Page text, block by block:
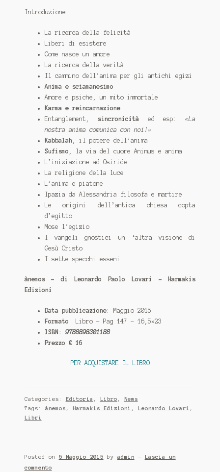
Introduzione
La ricerca della felicità
Liberi di esistere
Come nasce un amore
La ricerca della verità
Il cammino dell’anima per gli antichi egizi
Anima e sciamanesimo
Amore e psiche, un mito immortale
Karma e reincarnazione
Entanglement,
sincronicità ed esp:«La
nostra anima comunica con noi!»
Kabbalah , il potere dell’anima
Sufismo , la via del cuore Animus e anima
L’iniziazione ad Osiride
La religione della luce
L’anima e piatone
Ipazia da Alessandria filosofa e martire
Le origini dell’antica chiesa copta
d’egitto
Mose l’egizio
I vangeli gnostici un ‘altra visione di
Gesù Cristo
I sette specchi esseni
ànemos – di Leonardo Paolo Lovari – Harmakis
Edizioni
Data pubblicazione: Maggio 2015
Formato : Libro – Pag 147 – 16,5×23
ISBN: 9788898301188
Prezzo € 16
PER ACQUISTARE IL LIBRO
Categories: Editoria , Libro ,
News
Tags: ànemos , Harmakis Edizioni , Leonardo Lovari ,
Libri
Posted on 5 Maggio 2015 by admin — Lascia un
commento